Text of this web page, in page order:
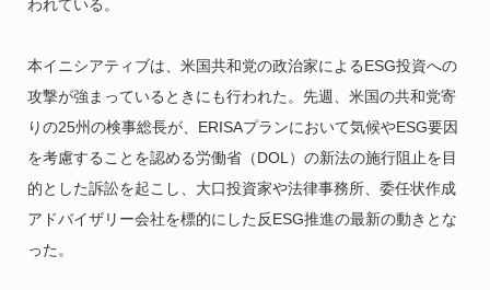
われている。
本イニシアティブは、米国共和党の政治家によるESG投資への
攻撃が強まっているときにも行われた。先週、米国の共和党寄
りの25州の検事総長が、ERISAプランにおいて気候やESG要因
を考慮することを認める労働省（DOL）の新法の施行阻止を目
的とした訴訟を起こし、大口投資家や法律事務所、委任状作成
アドバイザリー会社を標的にした反ESG推進の最新の動きとな
った。